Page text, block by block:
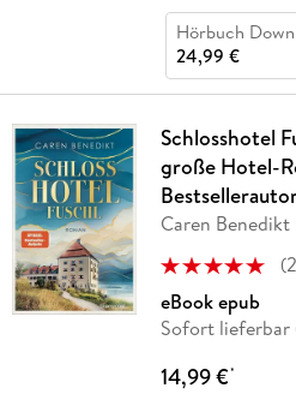
Hörbuch
24,99 €
Schlosshotel
große Hotel-
Caren Benedikt
(
eBook epub
Sofort lieferbar
14,99 €*